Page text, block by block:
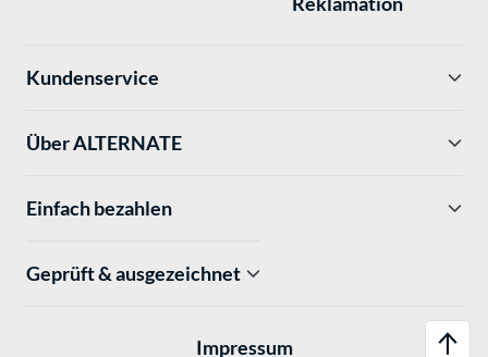
Kundenservice
Über ALTERNATE
Einfach bezahlen
Geprüft & ausgezeichnet
Impressum